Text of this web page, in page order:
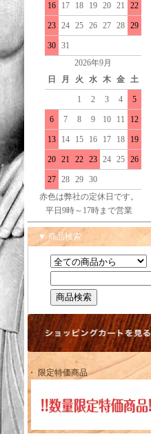
16 17 18 19 20 21 22
23 24 25 26 27 28 29
30 31
2026年9月
日
月 火 水 木 金 土
1 2 3 4 5
6 7 8 9 10 11 12
13 14 15 16 17 18 19
20 21 22 23 24 25 26
27 28 29 30
赤色は弊社の定休日です。
平日9時～17時まで営業
▼ 商品検索
・ 限定特価商品